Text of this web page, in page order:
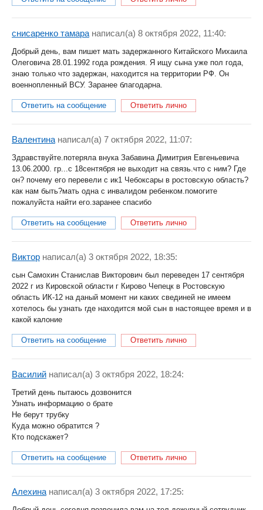
снисаренко тамара написал(a) 8 октября 2022, 11:40:
Добрый день, вам пишет мать задержанного Китайского Михаила
Олеговича 28.01.1992 года рождения. Я ищу сына уже пол года,
знаю только что задержан, находится на территории РФ. Он
военнопленный ВСУ. Заранее благодарна.
Ответить на сообщение Ответить лично
Валентина написал(a) 7 октября 2022, 11:07:
Здравствуйте.потеряла внука Забавина Димитрия Евгеньевича
13.06.2000. гр...с 18сентября не выходит на связь.что с ним? Где
он? почему его перевели с ик1 Чебоксары в ростовскую область?
как нам быть?мать одна с инвалидом ребенком.помогите
пожалуйста найти его.заранее спасибо
Ответить на сообщение Ответить лично
Виктор написал(a) 3 октября 2022, 18:35:
сын Самохин Станислав Викторович был переведен 17 сентября
2022 г из Кировской области г Кирово Чепецк в Ростовскую
область ИК-12 на даный момент ни каких свединей не имеем
хотелось бы узнать где находится мой сын в настоящее время и в
какой калоние
Ответить на сообщение Ответить лично
Василий написал(a) 3 октября 2022, 18:24:
Третий день пытаюсь дозвонится
Узнать информацию о брате
Не берут трубку
Куда можно обратится ?
Кто подскажет?
Ответить на сообщение Ответить лично
Алехина написал(a) 3 октября 2022, 17:25: